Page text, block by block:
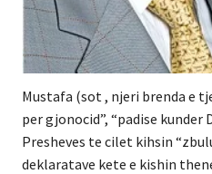
Mustafa (sot , njeri brenda e
per gjonocid”, “padise
Presheves te cilet kihsin
deklaratave kete e kishin